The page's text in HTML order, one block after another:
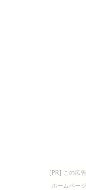
[PR] この広
ホームペー